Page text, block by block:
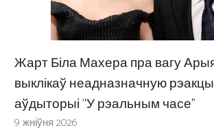
Жарт Біла Махера пра вагу
выклікаў неадназначную
аўдыторыі “У рэальным часе”
9 жніўня 2026